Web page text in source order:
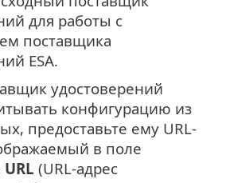
для работы с
поставщика
ESA.
удостоверений
конфигурацию из
предоставьте ему URL-
в поле
(URL-адрес